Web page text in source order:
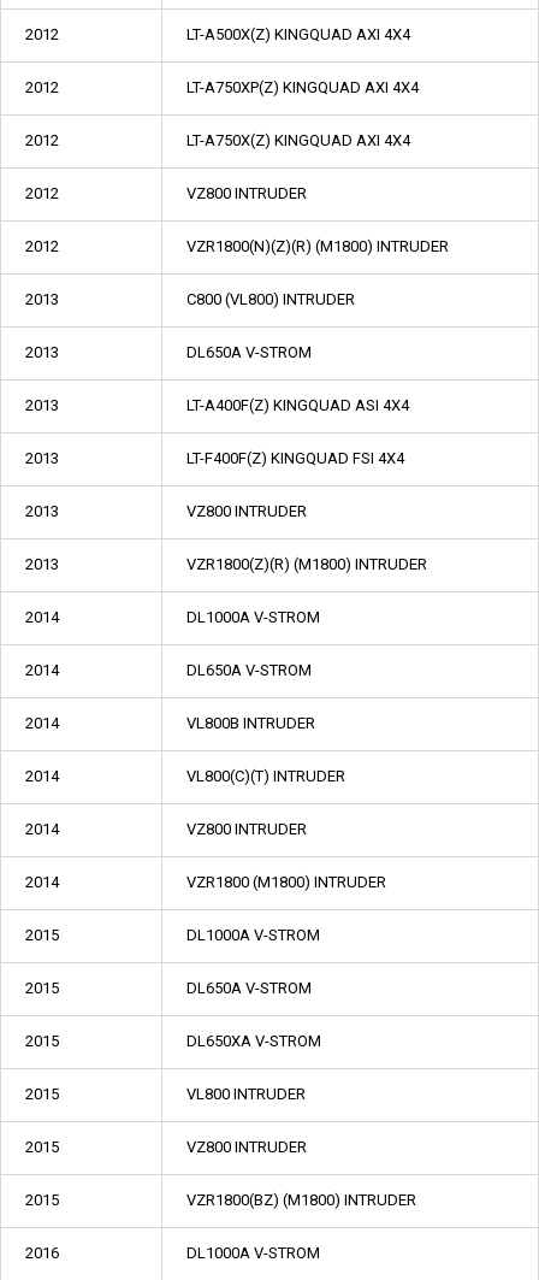
2012 LT-A500X(Z) KINGQUAD AXI 4X4
2012 LT-A750XP(Z) KINGQUAD AXI 4X4
2012 LT-A750X(Z) KINGQUAD AXI 4X4
2012 VZ800 INTRUDER
2012 VZR1800(N)(Z)(R) (M1800) INTRUDER
2013 C800 (VL800) INTRUDER
2013 DL650A V-STROM
2013 LT-A400F(Z) KINGQUAD ASI 4X4
2013 LT-F400F(Z) KINGQUAD FSI 4X4
2013 VZ800 INTRUDER
2013 VZR1800(Z)(R) (M1800) INTRUDER
2014 DL1000A V-STROM
2014 DL650A V-STROM
2014 VL800B INTRUDER
2014 VL800(C)(T) INTRUDER
2014 VZ800 INTRUDER
2014 VZR1800 (M1800) INTRUDER
2015 DL1000A V-STROM
2015 DL650A V-STROM
2015 DL650XA V-STROM
2015 VL800 INTRUDER
2015 VZ800 INTRUDER
2015 VZR1800(BZ) (M1800) INTRUDER
2016 DL1000A V-STROM